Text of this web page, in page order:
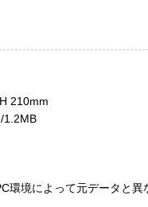
210mm
1.2MB
環境によって元データと